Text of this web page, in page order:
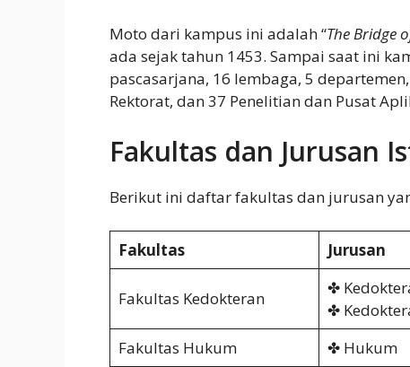
Moto dari kampus ini adalah “The Bridge
ada sejak tahun 1453. Sampai saat ini
pascasarjana, 16 lembaga, 5
Rektorat, dan 37 Penelitian dan Pusat
Fakultas dan Jurusan
Berikut ini daftar fakultas dan jurusan
Fakultas Jurusan
Fakultas Kedokteran
✤
✤
Fakultas Hukum
✤ Hukum